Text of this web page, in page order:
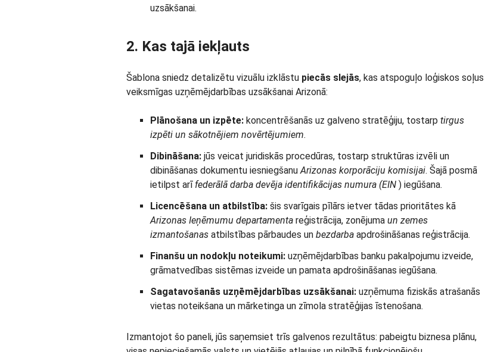
uzsākšanai.
2. Kas tajā iekļauts
Šablona sniedz detalizētu vizuālu izklāstu piecās slejās, kas atspoguļo loģiskos soļus
veiksmīgas uzņēmējdarbības uzsākšanai Arizonā:
Plānošana un izpēte: koncentrēšanās uz galveno stratēģiju, tostarp tirgus
izpēti un sākotnējiem novērtējumiem.
Dibināšana: jūs veicat juridiskās procedūras, tostarp struktūras izvēli un
dibināšanas dokumentu iesniegšanu Arizonas korporāciju komisijai. Šajā posmā
ietilpst arī federālā darba devēja identifikācijas numura (EIN ) iegūšana.
Licencēšana un atbilstība: šis svarīgais pīlārs ietver tādas prioritātes kā
Arizonas Ieņēmumu departamenta reģistrācija, zonējuma un zemes
izmantošanas atbilstības pārbaudes un bezdarba apdrošināšanas reģistrācija.
Finanšu un nodokļu noteikumi: uzņēmējdarbības banku pakalpojumu izveide,
grāmatvedības sistēmas izveide un pamata apdrošināšanas iegūšana.
Sagatavošanās uzņēmējdarbības uzsākšanai: uzņēmuma fiziskās atrašanās
vietas noteikšana un mārketinga un zīmola stratēģijas īstenošana.
Izmantojot šo paneli, jūs saņemsiet trīs galvenos rezultātus: pabeigtu biznesa plānu,